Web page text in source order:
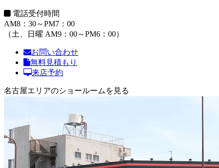
電話受付時間
AM8：30～PM7：00
（土、日曜 AM9：00～PM6：00）
お問い合わせ
無料見積もり
来店予約
名古屋エリアのショールームを見る